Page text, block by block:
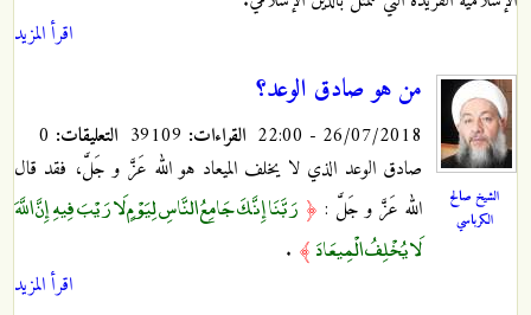
اقرأ المزيد
الشيخ صالح
الكرباسي
من هو صادق الوعد؟
26/07/2018 - 22:00 القراءات: التعليقات:
صادق الوعد الذي لا يخلف الميعاد هو الله عَزَّ و جَلَّ، فقد قال
الله عَزَّ و جَلَّ : ﴿ رَبَّنَا إِنَّكَ جَامِعُ النَّاسِ لِيَوْمٍ لَا رَيْبَ فِيهِ إِنَّ اللَّهَ
لَا يُخْلِفُ الْمِيعَادَ ﴾ .
اقرأ المزيد